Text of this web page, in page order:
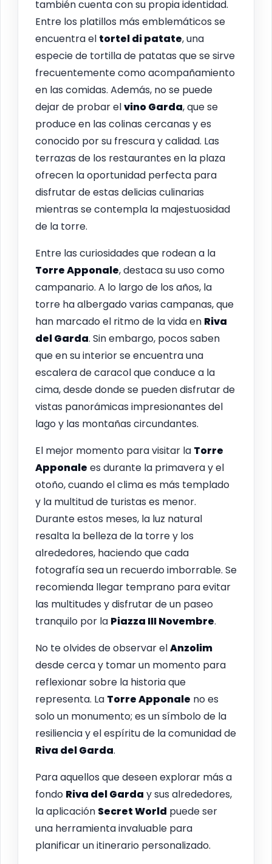
también cuenta con su propia identidad.
Entre los platillos más emblemáticos se
encuentra el tortel di patate, una
especie de tortilla de patatas que se sirve
frecuentemente como acompañamiento
en las comidas. Además, no se puede
dejar de probar elvino Garda, que se
produce en las colinas cercanas y es
conocido por su frescura y calidad. Las
terrazas de los restaurantes en la plaza
ofrecen la oportunidad perfecta para
disfrutar de estas delicias culinarias
mientras se contempla la majestuosidad
de la torre.
Entre las curiosidades que rodean a la
Torre Apponale, destaca su uso como
campanario. A lo largo de los años, la
torre ha albergado varias campanas, que
han marcado el ritmo de la vida en Riva
del Garda. Sin embargo, pocos saben
que en su interior se encuentra una
escalera de caracol que conduce a la
cima, desde donde se pueden disfrutar de
vistas panorámicas impresionantes del
lago y las montañas circundantes.
El mejor momento para visitar la Torre
Apponale es durante la primavera y el
otoño, cuando el clima es más templado
y la multitud de turistas es menor.
Durante estos meses, la luz natural
resalta la belleza de la torre y los
alrededores, haciendo que cada
fotografía sea un recuerdo imborrable. Se
recomienda llegar temprano para evitar
las multitudes y disfrutar de un paseo
tranquilo por la Piazza III Novembre.
No te olvides de observar elAnzolim
desde cerca y tomar un momento para
reflexionar sobre la historia que
representa. La Torre Apponale no es
solo un monumento; es un símbolo de la
resiliencia y el espíritu de la comunidad de
Riva del Garda.
Para aquellos que deseen explorar más a
fondo Riva del Garda y sus alrededores,
la aplicación Secret World puede ser
una herramienta invaluable para
planificar un itinerario personalizado.